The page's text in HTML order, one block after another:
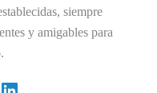
siempre
y amigables para